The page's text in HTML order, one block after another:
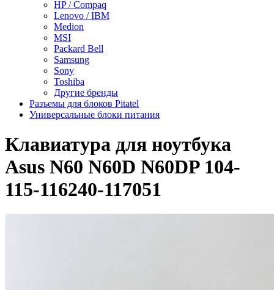
HP / Compaq
Lenovo / IBM
Medion
MSI
Packard Bell
Samsung
Sony
Toshiba
Другие бренды
Разъемы для блоков Pitatel
Универсальные блоки питания
Клавиатура для ноутбука
Asus N60 N60D N60DP 104-
115-116240-117051